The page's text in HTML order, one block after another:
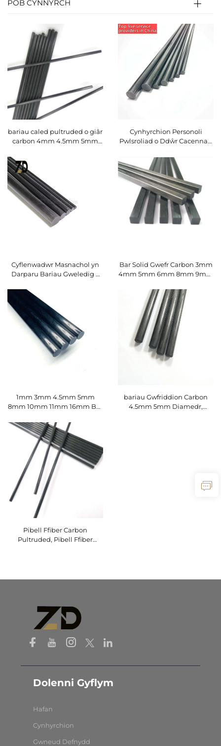
POB CYNNYRCH
bariau caled pultruded o giâr
carbon 4mm 4.5mm 5mm
cwmniagoedd byddin trywyd
electroneg er mwyn casglu
Cynhyrchion Personoli
Pwlsroliad o Ddŵr Cacennau
CFRP Caled ar gyfer Haul
Olwg - Cynnyrch Carbon o
Ansawdd Uchel
Cyflenwadwr Masnachol yn
Darparu Bariau Gweledig o
Amlaethol, Cryfder Uchel
Bar Solid Gwefr Carbon 3mm
4mm 5mm 6mm 8mm 9mm
1mm 3mm 4.5mm 5mm
8mm 10mm 11mm 16mm Bar
Donllennol Gwefr Carbon
bariau Gwfriddion Carbon
4.5mm 5mm Diamedr,
Pibell Ffiber Carbon
Pultruded, Pibell Ffiber
Dolenni Gyflym
Hafan
Cynhyrchion
Gwneud Defnydd